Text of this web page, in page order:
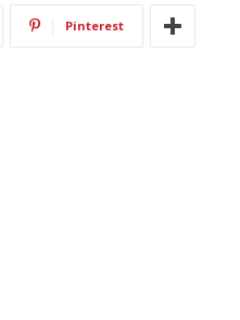
Pinterest